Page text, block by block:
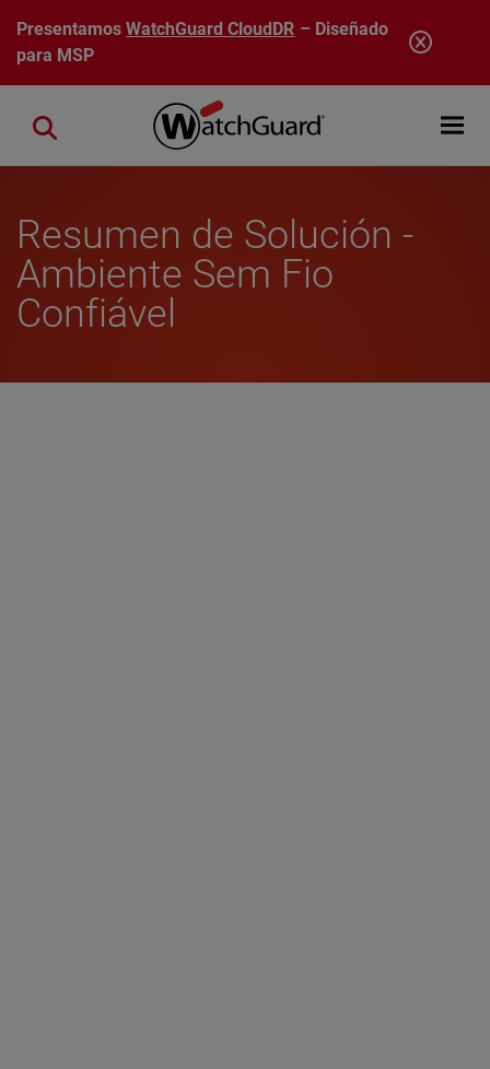
Pasar al contenido principal
PresentamosWatchGuard CloudDR – Diseñado
para MSP
Open
Close search
Resumen de Solución -
Ambiente Sem Fio
Confiável